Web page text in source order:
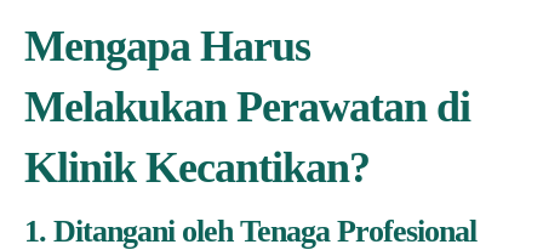
Mengapa Harus
Melakukan Perawatan di
Klinik Kecantikan?
1. Ditangani oleh Tenaga Profesional